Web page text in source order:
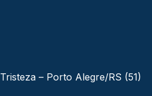
Tristeza – Porto Alegre/RS (51)